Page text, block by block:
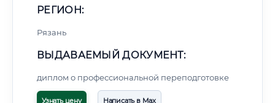
РЕГИОН:
Рязань
ВЫДАВАЕМЫЙ ДОКУМЕНТ:
диплом о профессиональной переподготовке
Узнать цену Написать в Max